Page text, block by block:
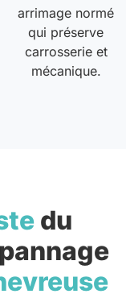
arrimage normé
qui préserve
carrosserie et
mécanique.
du